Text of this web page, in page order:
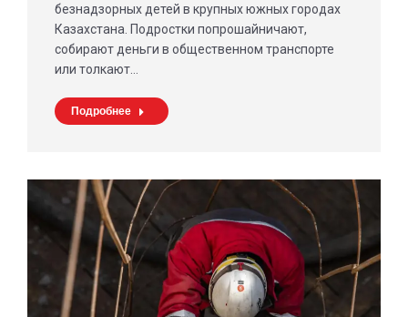
безнадзорных детей в крупных южных городах
Казахстана. Подростки попрошайничают,
собирают деньги в общественном транспорте
или толкают…
Подробнее